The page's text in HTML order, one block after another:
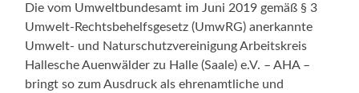
Die vom Umweltbundesamt im Juni 2019 gemäß § 3
Umwelt-Rechtsbehelfsgesetz (UmwRG) anerkannte
Umwelt- und Naturschutzvereinigung Arbeitskreis
Hallesche Auenwälder zu Halle (Saale) e.V. – AHA –
bringt so zum Ausdruck als ehrenamtliche und